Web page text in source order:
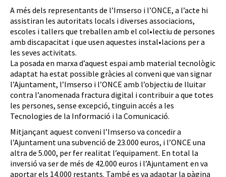
A més dels representants de l’Imserso i l’ONCE, a l’acte hi
assistiran les autoritats locals i diverses associacions,
escoles i tallers que treballen amb el col•lectiu de persones
amb discapacitat i que usen aquestes instal•lacions per a
les seves activitats.
La posada en marxa d’aquest espai amb material tecnològic
adaptat ha estat possible gràcies al conveni que van signar
l’Ajuntament, l’Imserso i l’ONCE amb l’objectiu de lluitar
contra l’anomenada fractura digital i contribuir a que totes
les persones, sense excepció, tinguin accés a les
Tecnologies de la Informació i la Comunicació.
Mitjançant aquest conveni l’Imserso va concedir a
l’Ajuntament una subvenció de 23.000 euros, i l’ONCE una
altra de 5.000, per fer realitat l’equipament. En total la
inversió va ser de més de 42.000 euros i l’Ajuntament en va
aportar els 14.000 restants. També es va adaptar la pàgina